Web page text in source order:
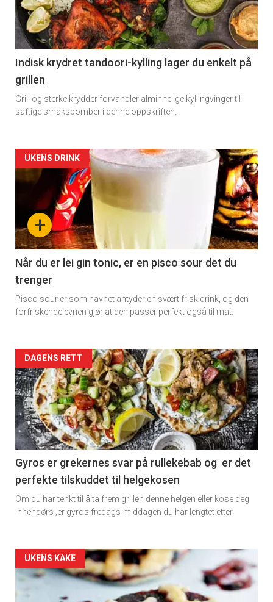
Få ukentlige nyhetsbrev fra
Apéritif
Vi tilbyr flere ukentlige nyhetsbrev. Du
-
section
11
Indisk krydret tandoori-kylling lager du enkelt på
grillen
Grill og sterke krydder forvandler alminnelige kyllingvinger til
saftige smaksbomber i denne oppskriften.
Artikler
detail
section
11
Dagens
rett
+
UKENS DRINK
Når du er lei gin tonic, er en pisco sour det du
trenger
Pisco sour er som navnet antyder en svært frisk drink, og den
forfriskende evnen gjør at den passer perfekt også til mat.
Artikler
detail
-
section
11
Dagens
rett
DAGENS RETT
Gyros er grekernes svar på rullekebab og er det
perfekte tilskuddet til helgekosen
Om du har tenkt til å ta frem grillen denne helgen eller kose deg
innendørs ,er gyros fredags-middagen du har lengtet etter.
Artikler
detail
UKENS KAKE